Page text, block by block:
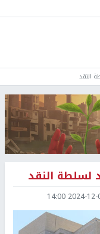
النقد
لسلطة النقد
2024-12-03